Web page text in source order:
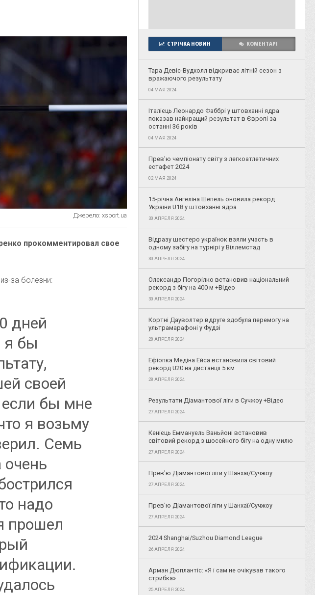
Джерело: xsport.ua
прокомментировал свое
за болезни:
дней
я бы
своей
бы мне
я возьму
Семь
надо
прошел
СТРІЧКА НОВИН КОМЕНТАРІ
Тара Девіс-Вудхолл відкриває літній сезон з
вражаючого результату
04 МАЯ 2024
Італієць Леонардо Фаббрі у штовханні ядра
показав найкращий результат в Європі за
останні 36 років
04 МАЯ 2024
Прев'ю чемпіонату світу з легкоатлетичних
естафет 2024
02 МАЯ 2024
15-річна Ангеліна Шепель оновила рекорд
України U18 у штовханні ядра
30 АПРЕЛЯ 2024
Відразу шестеро українок взяли участь в
одному забігу на турнірі у Віллемстад
30 АПРЕЛЯ 2024
Олександр Погорілко встановив національний
рекорд з бігу на 400 м +Відео
30 АПРЕЛЯ 2024
Кортні Дауволтер вдруге здобула перемогу на
ультрамарафоні у Фудзі
28 АПРЕЛЯ 2024
Ефіопка Медіна Ейса встановила світовий
рекорд U20 на дистанції 5 км
28 АПРЕЛЯ 2024
Результати Діамантової ліги в Сучжоу +Відео
27 АПРЕЛЯ 2024
Кенієць Еммануель Ваньйоні встановив
світовий рекорд з шосейного бігу на одну милю
27 АПРЕЛЯ 2024
Прев'ю Діамантової ліги у Шанхаї/Сучжоу
27 АПРЕЛЯ 2024
Прев'ю Діамантової ліги у Шанхаї/Сучжоу
27 АПРЕЛЯ 2024
2024 Shanghai/Suzhou Diamond League
26 АПРЕЛЯ 2024
Арман Дюплантіс: «Я і сам не очікував такого
стрибка»
25 АПРЕЛЯ 2024